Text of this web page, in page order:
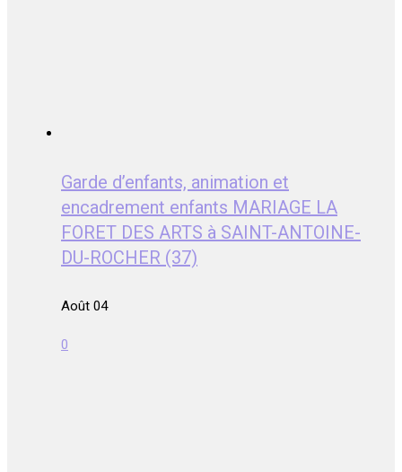
Garde d’enfants, animation et
encadrement enfants MARIAGE LA
FORET DES ARTS à SAINT-ANTOINE-
DU-ROCHER (37)
Août 04
0